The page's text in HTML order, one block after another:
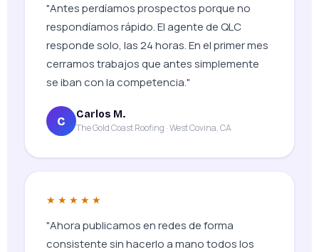
"Antes perdíamos prospectos porque no
respondíamos rápido. El agente de QLC
responde solo, las 24 horas. En el primer mes
cerramos trabajos que antes simplemente
se iban con la competencia."
C
Carlos M.
The Gold Coast Roofing · West Covina, CA
★★★★★
"Ahora publicamos en redes de forma
consistente sin hacerlo a mano todos los